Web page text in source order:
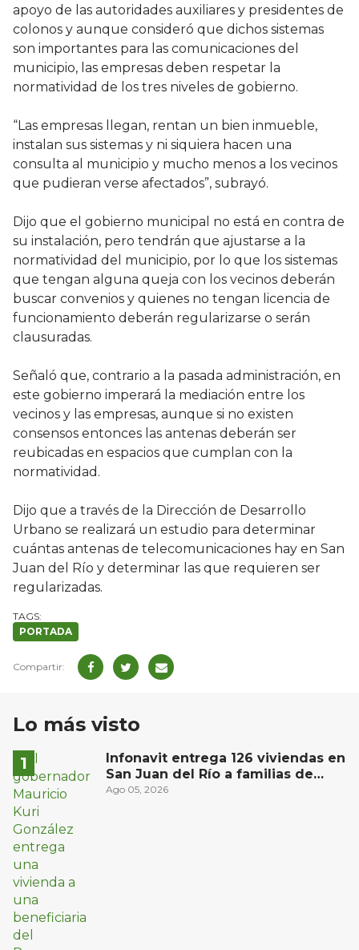
apoyo de las autoridades auxiliares y presidentes de
colonos y aunque consideró que dichos sistemas
son importantes para las comunicaciones del
municipio, las empresas deben respetar la
normatividad de los tres niveles de gobierno.
“Las empresas llegan, rentan un bien inmueble,
instalan sus sistemas y ni siquiera hacen una
consulta al municipio y mucho menos a los vecinos
que pudieran verse afectados”, subrayó.
Dijo que el gobierno municipal no está en contra de
su instalación, pero tendrán que ajustarse a la
normatividad del municipio, por lo que los sistemas
que tengan alguna queja con los vecinos deberán
buscar convenios y quienes no tengan licencia de
funcionamiento deberán regularizarse o serán
clausuradas.
Señaló que, contrario a la pasada administración, en
este gobierno imperará la mediación entre los
vecinos y las empresas, aunque si no existen
consensos entonces las antenas deberán ser
reubicadas en espacios que cumplan con la
normatividad.
Dijo que a través de la Dirección de Desarrollo
Urbano se realizará un estudio para determinar
cuántas antenas de telecomunicaciones hay en San
Juan del Río y determinar las que requieren ser
regularizadas.
PORTADA
Lo más visto
Infonavit entrega 126 viviendas en
San Juan del Río a familias de
bajos ingresos
Ago 05, 2026